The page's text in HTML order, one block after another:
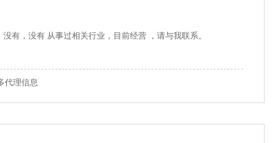
有，没有 从事过相关行业，目前经营 ，请与我联系。
代理信息